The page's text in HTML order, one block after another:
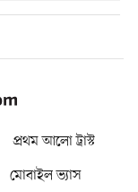
প্রথম আলো ট্রাস্ট
মোবাইল ভ্যাস